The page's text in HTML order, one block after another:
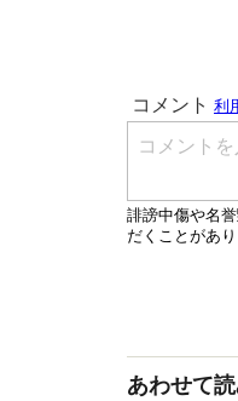
あわせて